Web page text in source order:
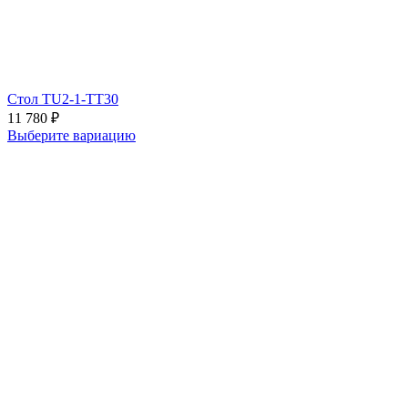
Стол TU2-1-TT30
11 780 ₽
Выберите вариацию